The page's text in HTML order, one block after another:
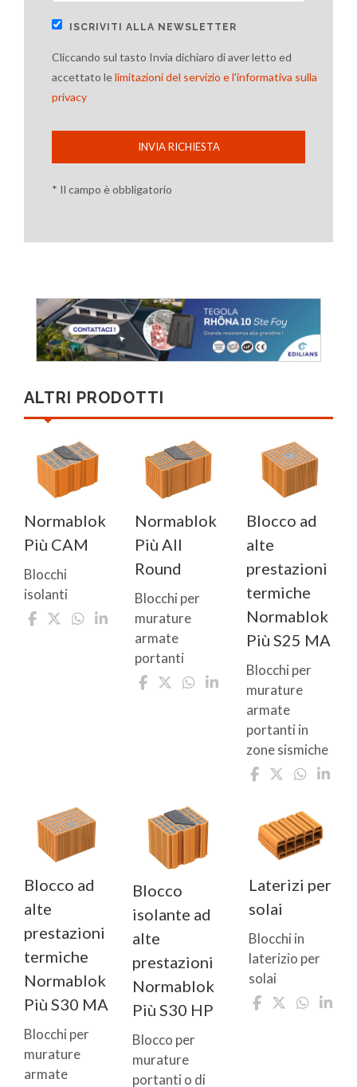
ISCRIVITI ALLA NEWSLETTER
Cliccando sul tasto Invia dichiaro di aver letto ed
accettato lelimitazioni del servizio e l'informativa sulla
privacy
INVIA RICHIESTA
* Il campo è obbligatorio
ALTRI PRODOTTI
Normablok
Più CAM
Blocchi
isolanti
Normablok
Più All
Round
Blocchi per
murature
armate
portanti
Blocco ad
alte
prestazioni
termiche
Normablok
Più S25 MA
Blocchi per
murature
armate
portanti in
zone sismiche
Blocco ad
alte
prestazioni
termiche
Normablok
Più S30 MA
Blocchi per
murature
armate
Blocco
isolante ad
alte
prestazioni
Normablok
Più S30 HP
Blocco per
murature
portanti o di
Laterizi per
solai
Blocchi in
laterizio per
solai